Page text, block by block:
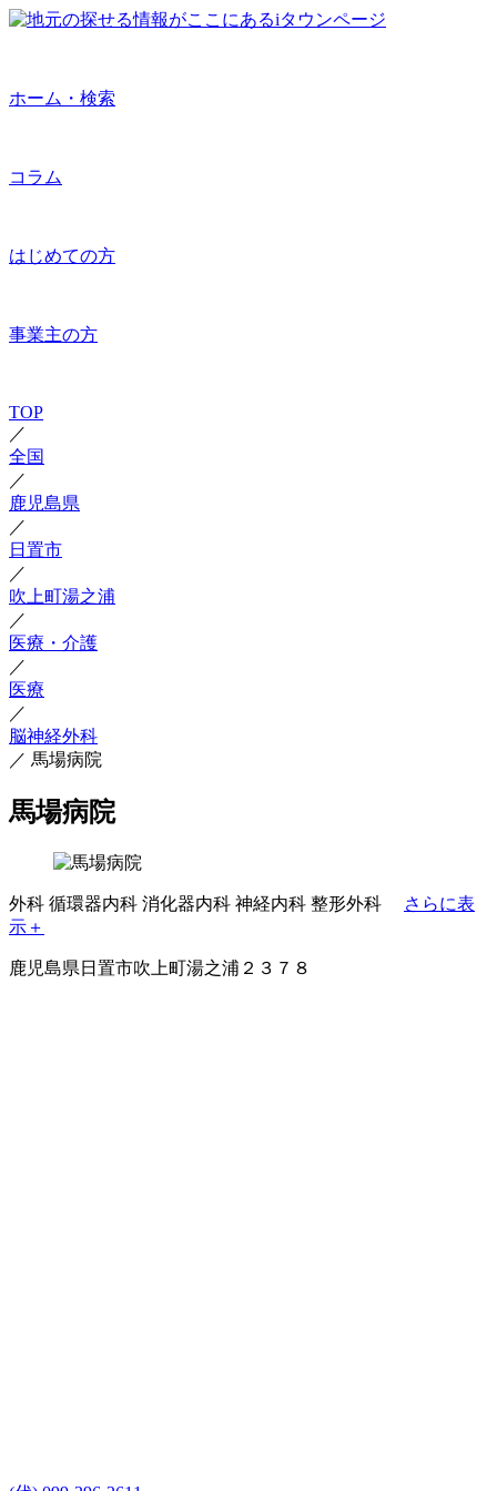
ホーム・検索
コラム
はじめての方
事業主の方
TOP
／
全国
／
鹿児島県
／
日置市
／
吹上町湯之浦
／
医療・介護
／
医療
／
脳神経外科
／ 馬場病院
馬場病院
外科 循環器内科 消化器内科 神経内科 整形外科
さらに表
示＋
鹿児島県日置市吹上町湯之浦２３７８